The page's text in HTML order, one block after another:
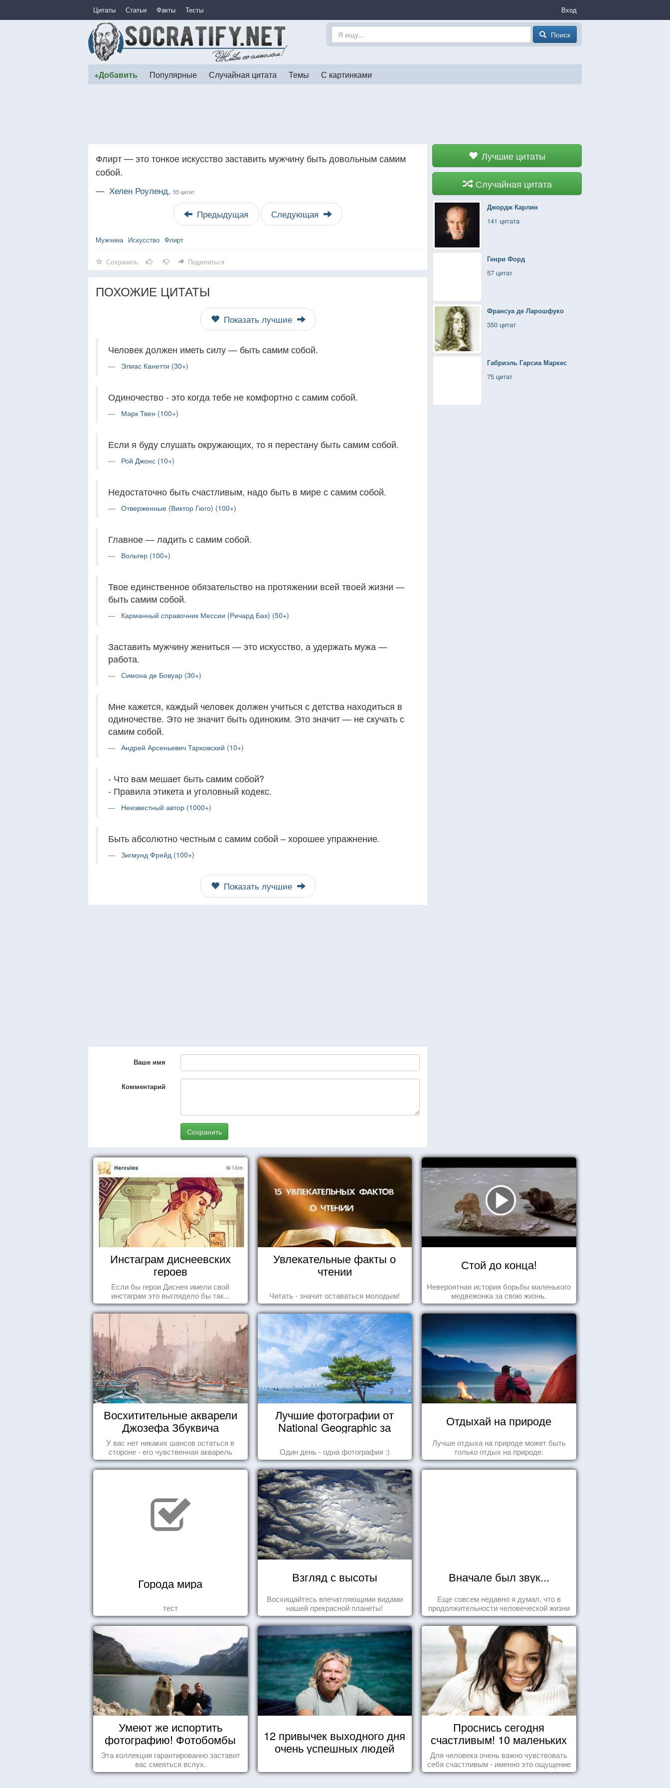
Цитаты Статьи Факты Тесты Вход
Поиск
+Добавить Популярные Случайная цитата Темы С картинками
Лучшие цитаты
Случайная цитата
Джордж Карлин
141 цитата
Генри Форд
57 цитат
Франсуа де Ларошфуко
350 цитат
Габриэль Гарсиа Маркес
75 цитат
Флирт — это тонкое искусство заставить мужчину быть довольным самим
собой.
— Хелен Роуленд, 55 цитат
Предыдущая Следующая
Мужчина Искусство Флирт
Сохранить Поделиться
ПОХОЖИЕ ЦИТАТЫ
Показать лучшие
Человек должен иметь силу — быть самим собой.
Элиас Канетти (30+)
Одиночество - это когда тебе не комфортно с самим собой.
Марк Твен (100+)
Если я буду слушать окружающих, то я перестану быть самим собой.
Рой Джонс (10+)
Недостаточно быть счастливым, надо быть в мире с самим собой.
Отверженные (Виктор Гюго) (100+)
Главное — ладить с самим собой.
Вольтер (100+)
Твое единственное обязательство на протяжении всей твоей жизни —
быть самим собой.
Карманный справочник Мессии (Ричард Бах) (50+)
Заставить мужчину жениться — это искусство, а удержать мужа —
работа.
Симона де Бовуар (30+)
Мне кажется, каждый человек должен учиться с детства находиться в
одиночестве. Это не значит быть одиноким. Это значит — не скучать с
самим собой.
Андрей Арсеньевич Тарковский (10+)
- Что вам мешает быть самим собой?
- Правила этикета и уголовный кодекс.
Неизвестный автор (1000+)
Быть абсолютно честным с самим собой – хорошее упражнение.
Зигмунд Фрейд (100+)
Показать лучшие
Ваше имя
Комментарий
Сохранить
Инстаграм диснеевских
героев
Если бы герои Диснея имели свой
инстаграм это выглядело бы так...
Увлекательные факты о
чтении
Читать - значит оставаться молодым!
Стой до конца!
Невероятная история борьбы маленького
медвежонка за свою жизнь.
Восхитительные акварели
Джозефа Збуквича
У вас нет никаких шансов остаться в
стороне - его чувственная акварель
покорила жителей всего мира.
Лучшие фотографии от
National Geographic за
Один день - одна фотография :)
Отдыхай на природе
Лучше отдыха на природе может быть
только отдых на природе.
Города мира
тест
Взгляд с высоты
Восхищайтесь впечатляющими видами
нашей прекрасной планеты!
Вначале был звук...
Еще совсем недавно я думал, что в
продолжительности человеческой жизни
заложена какая-то ошибка.
Умеют же испортить
фотографию! Фотобомбы
животных
Эта коллекция гарантированно заставит
вас смеяться вслух.
12 привычек выходного дня
очень успешных людей
Проснись сегодня
счастливым! 10 маленьких
радостей настоящего
Счастья
Для человека очень важно чувствовать
себя счастливым - именно это ощущение
дарит позитивные эмоции и превращает